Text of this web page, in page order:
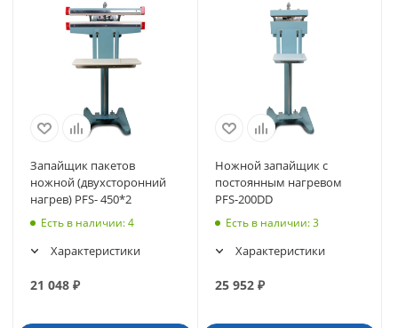
Запайщик пакетов
ножной (двухсторонний
нагрев) PFS- 450*2
Есть в наличии: 4
Характеристики
21 048 ₽
Ножной запайщик с
постоянным нагревом
PFS-200DD
Есть в наличии: 3
Характеристики
25 952₽